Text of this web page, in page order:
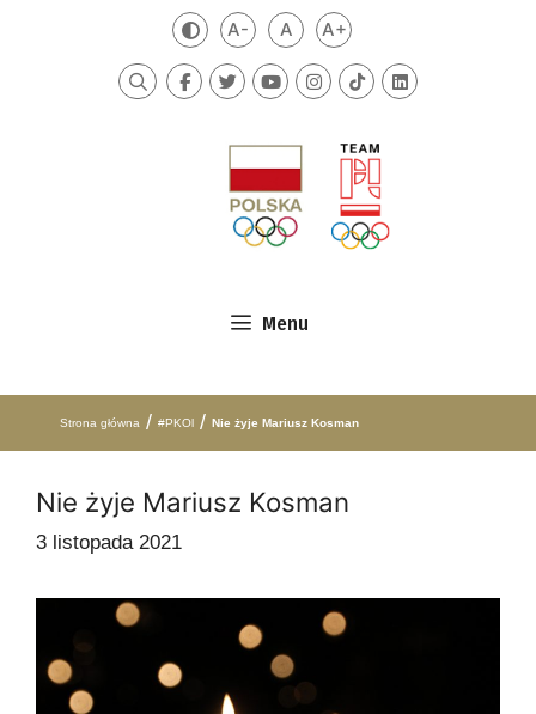
Zmień kontrast
A-Mniejsza czcionka
ADomyślna czcionka
A+Większa czcionka
Szukaj
Menu
Strona główna / #PKOl / Nie żyje Mariusz Kosman
Nie żyje Mariusz Kosman
3 listopada 2021